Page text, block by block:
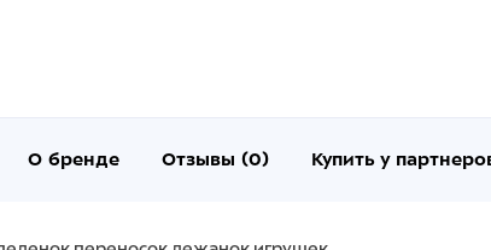
О бренде Отзывы (0) Купить у